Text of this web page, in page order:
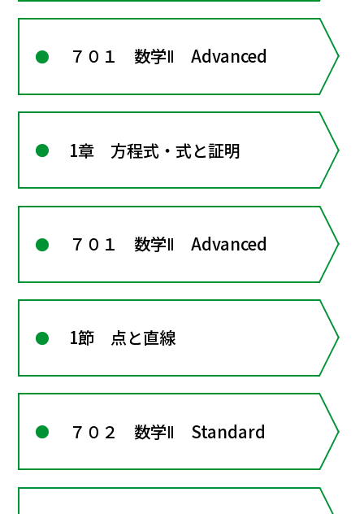
７０１ 数学Ⅱ Advanced
1章 方程式・式と証明
７０１ 数学Ⅱ Advanced
1節 点と直線
７０２ 数学Ⅱ Standard